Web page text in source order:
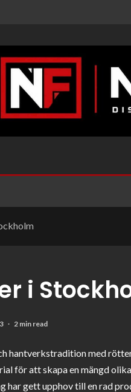
i
2 min read
hantverkstradition med
för att skapa en mängd
har gett upphov till en rad